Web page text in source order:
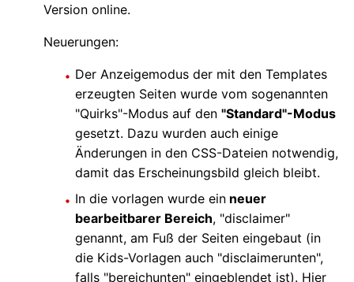
Version online.
Neuerungen:
Der Anzeigemodus der mit den Templates
erzeugten Seiten wurde vom sogenannten
"Quirks"-Modus auf den "Standard"-Modus
gesetzt. Dazu wurden auch einige
Änderungen in den CSS-Dateien notwendig,
damit das Erscheinungsbild gleich bleibt.
In die vorlagen wurde ein neuer
bearbeitbarer Bereich, "disclaimer"
genannt, am Fuß der Seiten eingebaut (in
die Kids-Vorlagen auch "disclaimerunten",
falls "bereichunten" eingeblendet ist). Hier